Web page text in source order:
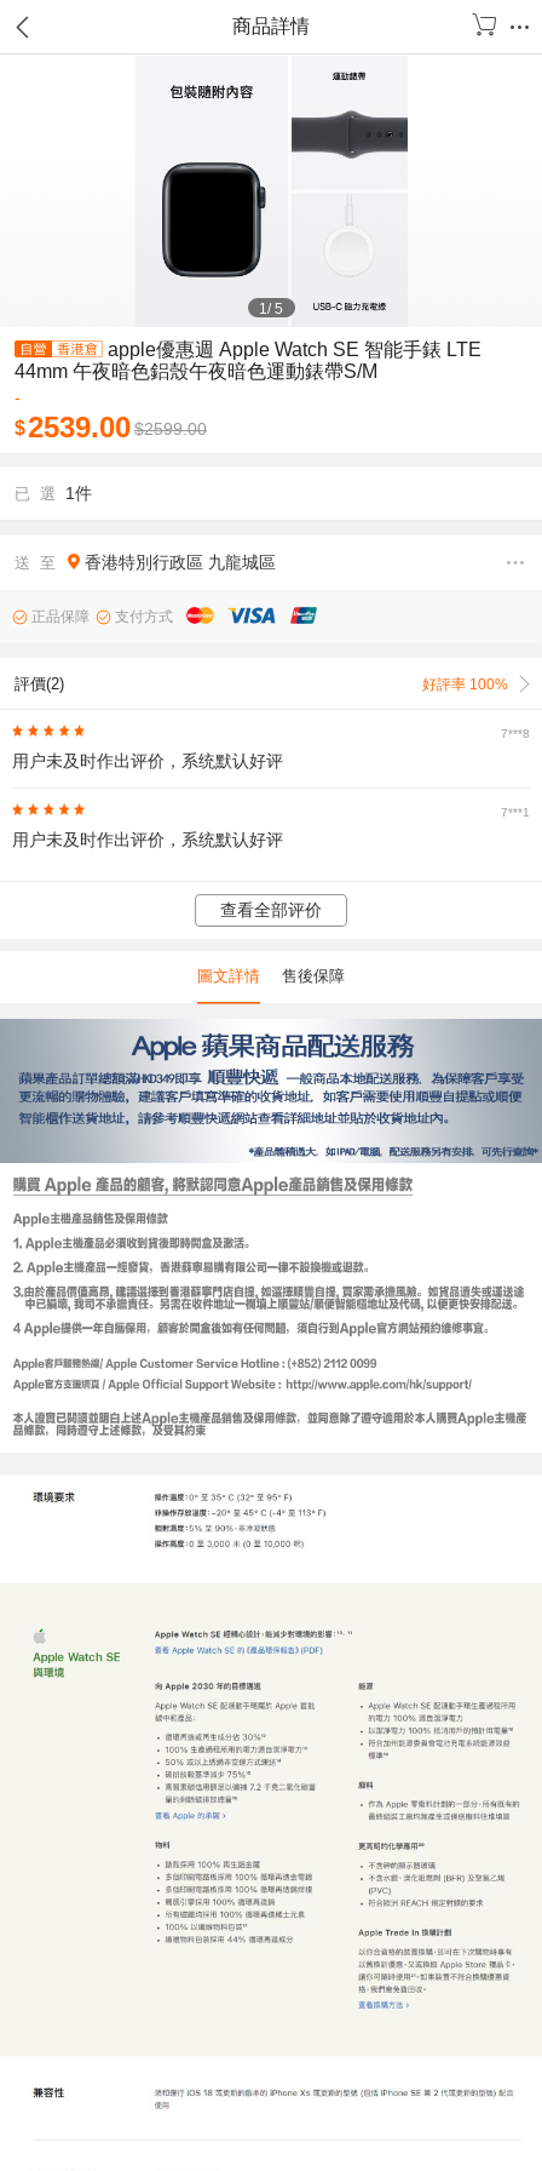
商品詳情
1/5
apple優惠週 Apple Watch SE 智能手錶 LTE
44mm 午夜暗色鋁殼午夜暗色運動錶帶S/M
-
$2539.00$2599.00
已 選 1件
送 至 香港特別行政區 九龍城區
正品保障 支付方式
評價(2) 好評率 100%
7***8
用户未及时作出评价，系统默认好评
7***1
用户未及时作出评价，系统默认好评
查看全部评价
圖文詳情 售後保障